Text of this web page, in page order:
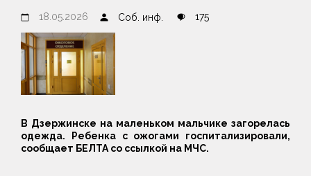
18.05.2026 Соб. инф. 175
В Дзержинске на маленьком мальчике загорелась
одежда. Ребенка с ожогами госпитализировали,
сообщает БЕЛТА со ссылкой на МЧС.